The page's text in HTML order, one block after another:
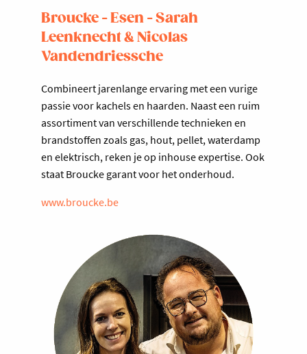
Broucke - Esen - Sarah
Leenknecht & Nicolas
Vandendriessche
Combineert jarenlange ervaring met een vurige
passie voor kachels en haarden. Naast een ruim
assortiment van verschillende technieken en
brandstoffen zoals gas, hout, pellet, waterdamp
en elektrisch, reken je op inhouse expertise. Ook
staat Broucke garant voor het onderhoud.
www.broucke.be